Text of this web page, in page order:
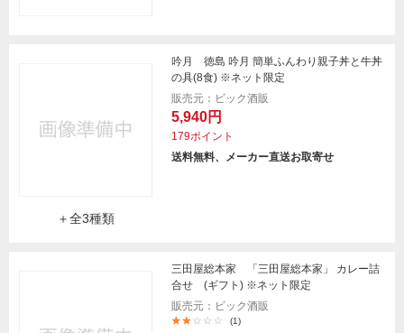
＋全3種類
吟月 徳島 吟月 簡単ふんわり親子丼と牛丼
の具(8食) ※ネット限定
販売元：ビック酒販
5,940円
179ポイント
送料無料、メーカー直送お取寄せ
三田屋総本家 「三田屋総本家」 カレー詰
合せ (ギフト) ※ネット限定
販売元：ビック酒販
(1)